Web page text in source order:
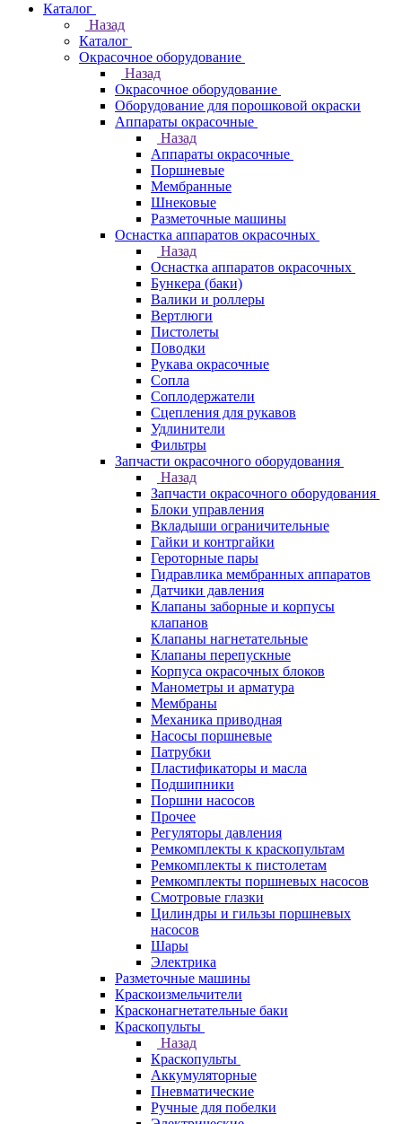
Каталог
Назад
Каталог
Окрасочное оборудование
Назад
Окрасочное оборудование
Оборудование для порошковой окраски
Аппараты окрасочные
Назад
Аппараты окрасочные
Поршневые
Мембранные
Шнековые
Разметочные машины
Оснастка аппаратов окрасочных
Назад
Оснастка аппаратов окрасочных
Бункера (баки)
Валики и роллеры
Вертлюги
Пистолеты
Поводки
Рукава окрасочные
Сопла
Соплодержатели
Сцепления для рукавов
Удлинители
Фильтры
Запчасти окрасочного оборудования
Назад
Запчасти окрасочного оборудования
Блоки управления
Вкладыши ограничительные
Гайки и контргайки
Героторные пары
Гидравлика мембранных аппаратов
Датчики давления
Клапаны заборные и корпусы
клапанов
Клапаны нагнетательные
Клапаны перепускные
Корпуса окрасочных блоков
Манометры и арматура
Мембраны
Механика приводная
Насосы поршневые
Патрубки
Пластификаторы и масла
Подшипники
Поршни насосов
Прочее
Регуляторы давления
Ремкомплекты к краскопультам
Ремкомплекты к пистолетам
Ремкомплекты поршневых насосов
Смотровые глазки
Цилиндры и гильзы поршневых
насосов
Шары
Электрика
Разметочные машины
Краскоизмельчители
Красконагнетательные баки
Краскопульты
Назад
Краскопульты
Аккумуляторные
Пневматические
Ручные для побелки